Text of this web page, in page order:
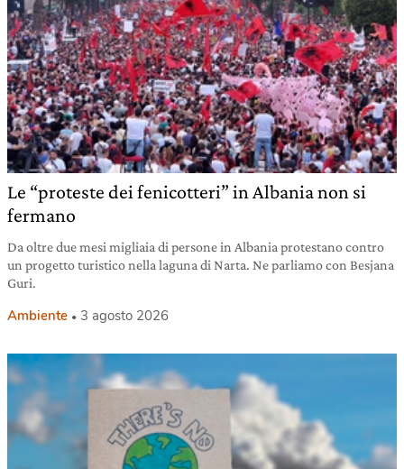
Le “proteste dei fenicotteri” in Albania non si
fermano
Da oltre due mesi migliaia di persone in Albania protestano contro
un progetto turistico nella laguna di Narta. Ne parliamo con Besjana
Guri.
Ambiente 3 agosto 2026